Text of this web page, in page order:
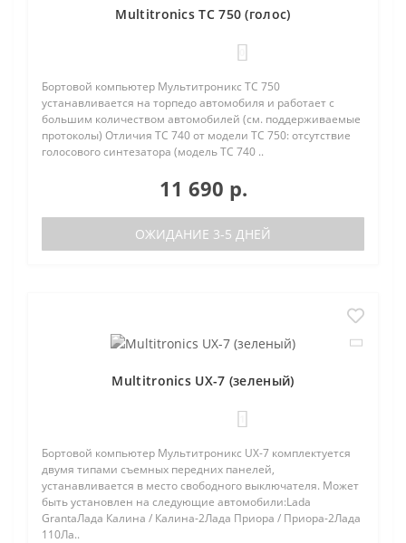
Multitronics TC 750 (голос)
Бортовой компьютер Мультитроникс TC 750
устанавливается на торпедо автомобиля и работает с
большим количеством автомобилей (см. поддерживаемые
протоколы) Отличия TC 740 от модели TC 750: отсутствие
голосового синтезатора (модель TC 740 ..
11 690 р.
ОЖИДАНИЕ 3-5 ДНЕЙ
Multitronics UX-7 (зеленый)
Бортовой компьютер Мультитроникс UX-7 комплектуется
двумя типами съемных передних панелей,
устанавливается в место свободного выключателя. Может
быть установлен на следующие автомобили:Lada
GrantaЛада Калина / Калина-2Лада Приора / Приора-2Лада
110Ла..